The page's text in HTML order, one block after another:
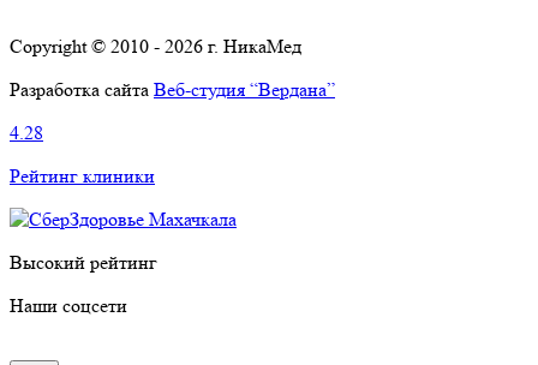
Copyright © 2010 - 2026 г. НикаМед
Разработка сайта Веб-студия “Вердана”
4.28
Рейтинг клиники
Высокий рейтинг
Наши соцсети